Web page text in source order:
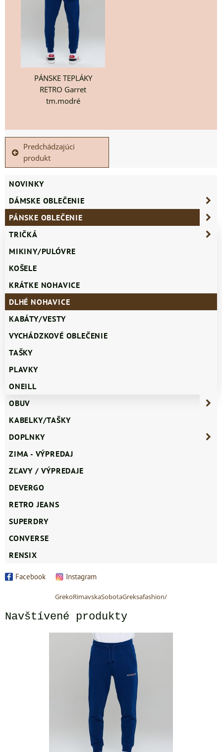
PÁNSKE TEPLÁKY
RETRO Garret
tm.modré
Predchádzajúci
produkt
NOVINKY
DÁMSKE OBLEČENIE
PÁNSKE OBLEČENIE
TRIČKÁ
MIKINY/PULÓVRE
KOŠELE
KRÁTKE NOHAVICE
DLHÉ NOHAVICE
KABÁTY/VESTY
VYCHÁDZKOVÉ OBLEČENIE
TAŠKY
PLAVKY
ONEILL
OBUV
KABELKY/TAŠKY
DOPLNKY
ZIMA - VÝPREDAJ
ZĽAVY / VÝPREDAJE
DEVERGO
RETRO JEANS
SUPERDRY
CONVERSE
RENSIX
Facebook Instagram
GrekoRimavskaSobotaGreksafashion/
Navštívené produkty